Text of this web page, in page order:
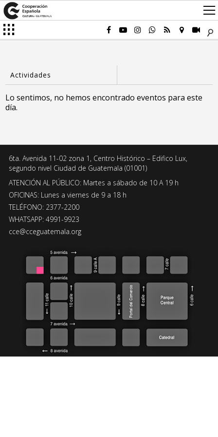
Lo sentimos, no hemos encontrado eventos para este
día.
6ta. Avenida 11-02 zona 1, Centro Histórico – Edifico Lux,
segundo nivel Ciudad de Guatemala (01001)
ATENCIÓN AL PÚBLICO: Martes a sábado de 10 A 19 h
OFICINAS: Lunes a viernes de 9 a 18 h
TELÉFONO: 2377-2200
WHATSAPP: 4991-9923
cce@cceguatemala.org